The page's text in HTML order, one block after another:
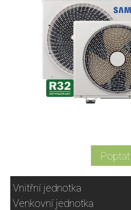
Poptat
Vnitřní jednotka
Venkovní jednotka